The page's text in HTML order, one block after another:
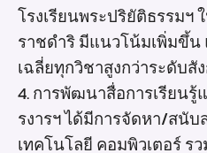
โรงเรียนพระปริยัติธรรมฯ
ราชดำริ มีแนวโน้มเพิ่มขึ้
เฉลี่ยทุกวิชาสูงกว่าระดับสั
4. การพัฒนาสื่อการเรียนรู้
รงารฯ ได้มีการจัดหา/สนั
เทคโนโลยี คอมพิวเตอร์ ร